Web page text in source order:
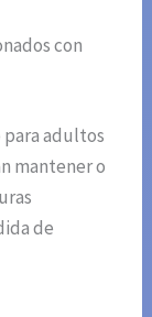
con
para adultos
mantener o
de